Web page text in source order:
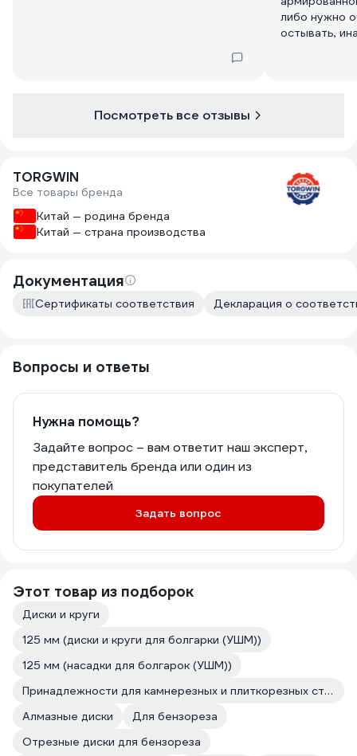
либо нужно
остывать,
Посмотреть все отзывы
TORGWIN
Все товары бренда
Китай — родина бренда
Китай — страна производства
Документация
Сертификаты соответствия Декларация о
Вопросы и ответы
Нужна помощь?
Задайте вопрос – вам ответит наш эксперт,
представитель бренда или один из
покупателей
Задать вопрос
Этот товар из подборок
Диски и круги
125 мм (диски и круги для болгарки (УШМ))
125 мм (насадки для болгарок (УШМ))
Принадлежности для камнерезных и плиткорезных станков
Алмазные диски
Для бензореза
Отрезные диски для бензореза